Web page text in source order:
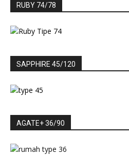
RUBY 74/78
SAPPHIRE 45/120
AGATE+ 36/90